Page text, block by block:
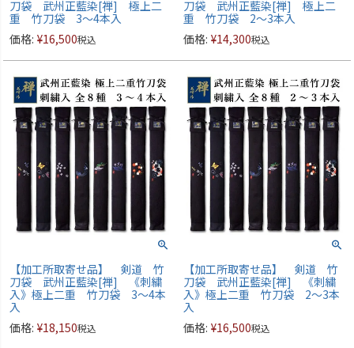
刀袋 武州正藍染[禅] 極上二
重 竹刀袋 3～4本入
価格: ¥16,500税込
刀袋 武州正藍染[禅] 極上二
重 竹刀袋 2～3本入
価格: ¥14,300税込
【加工所取寄せ品】 剣道 竹
刀袋 武州正藍染[禅] 《刺繍
入》極上二重 竹刀袋 3～4本
入
価格: ¥18,150税込
【加工所取寄せ品】 剣道 竹
刀袋 武州正藍染[禅] 《刺繍
入》極上二重 竹刀袋 2～3本
入
価格: ¥16,500税込